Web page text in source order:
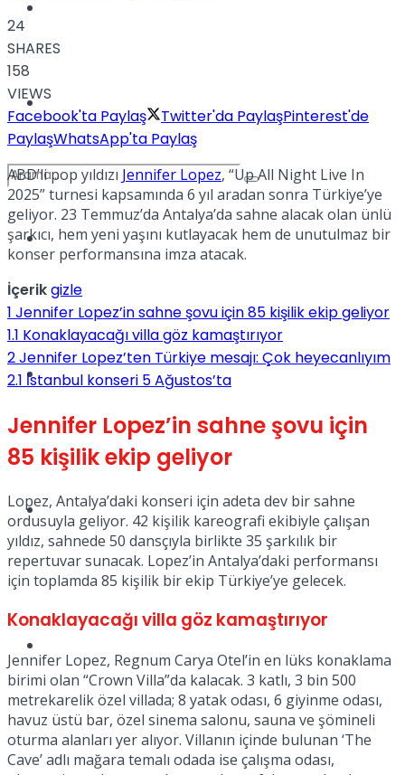
Dünya
Türkiye
Müzik
Sinema
No Result
View All Result
24
SHARES
158
VIEWS
Facebook'ta Paylaş
Twitter'da PaylaşPinterest'de
PaylaşWhatsApp'ta Paylaş
ABD’li pop yıldızı Jennifer Lopez, “Up All Night Live In
2025” turnesi kapsamında 6 yıl aradan sonra Türkiye’ye
geliyor. 23 Temmuz’da Antalya’da sahne alacak olan ünlü
şarkıcı, hem yeni yaşını kutlayacak hem de unutulmaz bir
konser performansına imza atacak.
İçerikgizle
1 Jennifer Lopez’in sahne şovu için 85 kişilik ekip geliyor
1.1 Konaklayacağı villa göz kamaştırıyor
2Jennifer Lopez’ten Türkiye mesajı: Çok heyecanlıyım
2.1 İstanbul konseri 5 Ağustos’ta
Jennifer Lopez’in sahne şovu için
85 kişilik ekip geliyor
Lopez, Antalya’daki konseri için adeta dev bir sahne
ordusuyla geliyor. 42 kişilik kareografi ekibiyle çalışan
yıldız, sahnede 50 dansçıyla birlikte 35 şarkılık bir
repertuvar sunacak. Lopez’in Antalya’daki performansı
için toplamda 85 kişilik bir ekip Türkiye’ye gelecek.
Konaklayacağı villa göz kamaştırıyor
Jennifer Lopez, Regnum Carya Otel’in en lüks konaklama
birimi olan “Crown Villa”da kalacak. 3 katlı, 3 bin 500
metrekarelik özel villada; 8 yatak odası, 6 giyinme odası,
havuz üstü bar, özel sinema salonu, sauna ve şömineli
oturma alanları yer alıyor. Villanın içinde bulunan ‘The
Cave’ adlı mağara temalı odada ise çalışma odası,